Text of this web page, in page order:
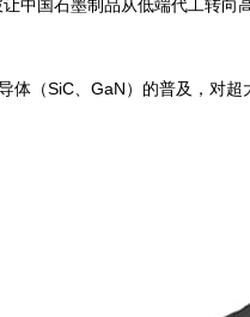
中国石墨制品从低端代工转向
体（SiC、GaN）的普及，对超